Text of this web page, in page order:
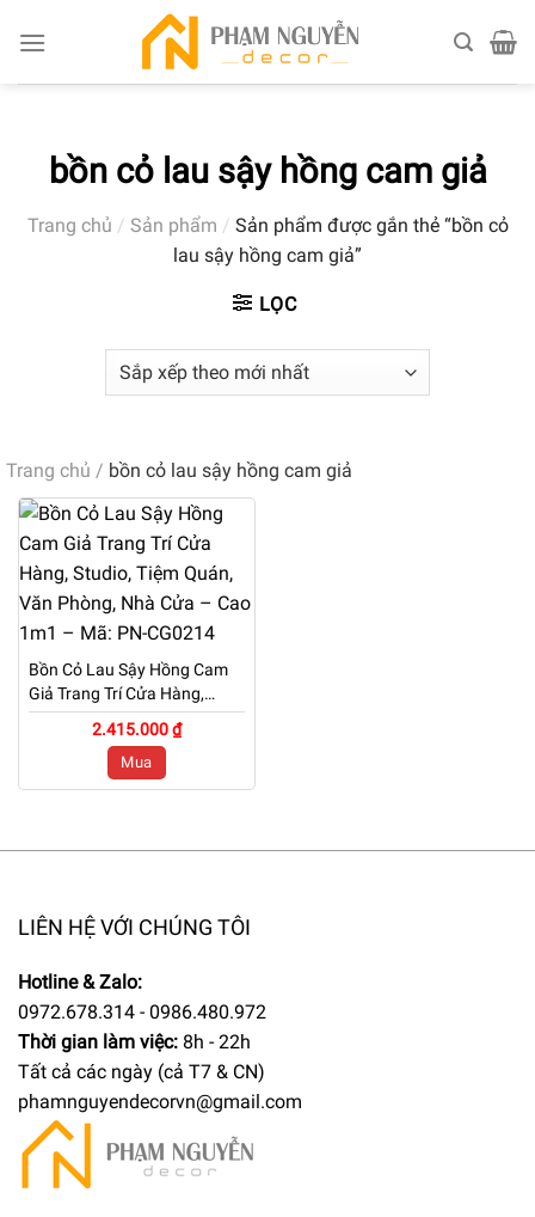
bồn cỏ lau sậy hồng cam giả
Trang chủ / Sản phẩm / Sản phẩm được gắn thẻ “bồn cỏ
lau sậy hồng cam giả”
LỌC
Trang chủ / bồn cỏ lau sậy hồng cam giả
Bồn Cỏ Lau Sậy Hồng Cam
Giả Trang Trí Cửa Hàng,
Studio, Tiệm Quán, Văn
Phòng, Nhà Cửa – Cao 1m1
– Mã: PN-CG0214
2.415.000 ₫
Mua
LIÊN HỆ VỚI CHÚNG TÔI
Hotline & Zalo:
0972.678.314 - 0986.480.972
Thời gian làm việc: 8h - 22h
Tất cả các ngày (cả T7 & CN)
phamnguyendecorvn@gmail.com